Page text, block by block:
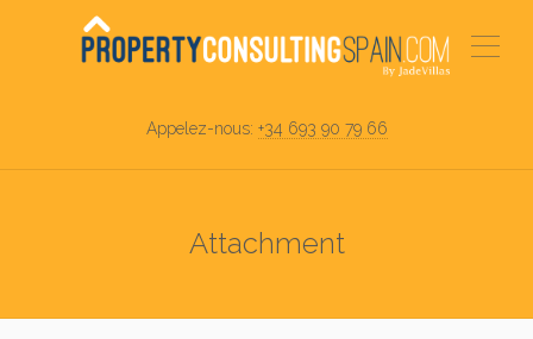
Appelez-nous: +34 693 90 79 66
Attachment